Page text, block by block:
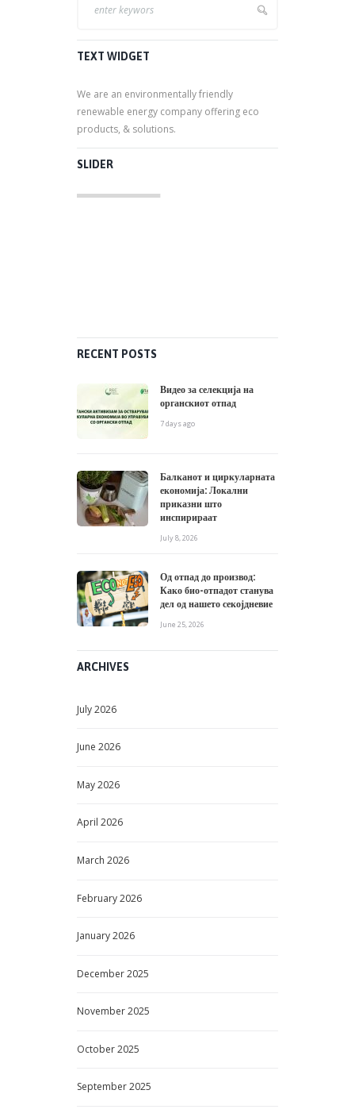
TEXT WIDGET
We are an environmentally friendly
renewable energy company offering eco
products, & solutions.
SLIDER
RECENT POSTS
Видео за селекција на
органскиот отпад
7 days ago
Балканот и циркуларната
економија: Локални
приказни што
инспирираат
July 8, 2026
Од отпад до производ:
Како био-отпадот станува
дел од нашето секојдневие
June 25, 2026
ARCHIVES
July2026
June 2026
May2026
April 2026
March 2026
February2026
January2026
December2025
November2025
October2025
September2025